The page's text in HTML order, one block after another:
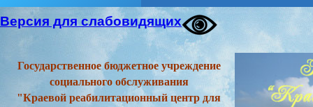
Версия для слабовидящих
Государственное бюджетное учреждение
социального обслуживания
"Краевой реабилитационный центр для